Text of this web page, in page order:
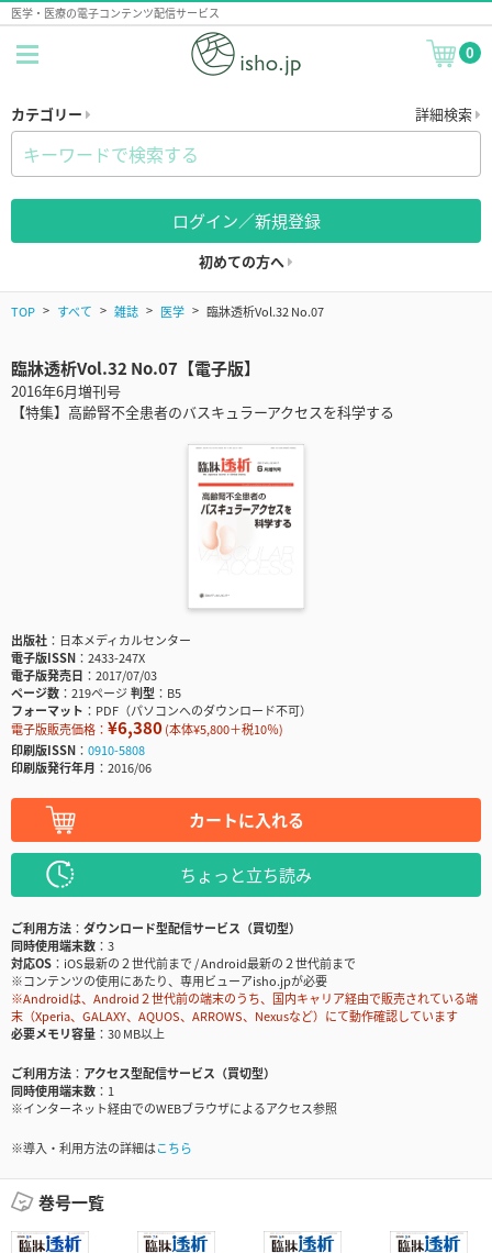
医学・医療の電子コンテンツ配信サービス
0
カテゴリー 詳細検索
ログイン／新規登録
初めての方へ
TOP すべて 雑誌 医学 臨牀透析Vol.32 No.07
臨牀透析Vol.32 No.07【電子版】
2016年6月増刊号
【特集】高齢腎不全患者のバスキュラーアクセスを科学する
出版社
日本メディカルセンター
電子版ISSN
2433-247X
電子版発売日
2017/07/03
ページ数
219ページ判型
B5
フォーマット
PDF（パソコンへのダウンロード不可）
電子版販売価格： ¥6,380(本体¥5,800＋税10％)
印刷版ISSN
0910-5808
印刷版発行年月
2016/06
カートに入れる
ちょっと立ち読み
ご利用方法
ダウンロード型配信サービス（買切型）
同時使用端末数
3
対応OS
iOS最新の２世代前まで / Android最新の２世代前まで
※コンテンツの使用にあたり、専用ビューアisho.jpが必要
※Androidは、Android２世代前の端末のうち、国内キャリア経由で販売されている端
末（Xperia、GALAXY、AQUOS、ARROWS、Nexusなど）にて動作確認しています
必要メモリ容量
30 MB以上
ご利用方法
アクセス型配信サービス（買切型）
同時使用端末数
1
※インターネット経由でのWEBブラウザによるアクセス参照
※導入・利用方法の詳細はこちら
巻号一覧